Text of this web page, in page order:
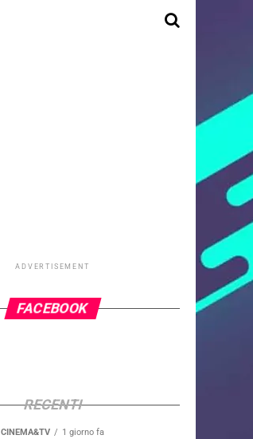
ADVERTISEMENT
FACEBOOK
RECENTI
CINEMA&TV 1 giorno fa